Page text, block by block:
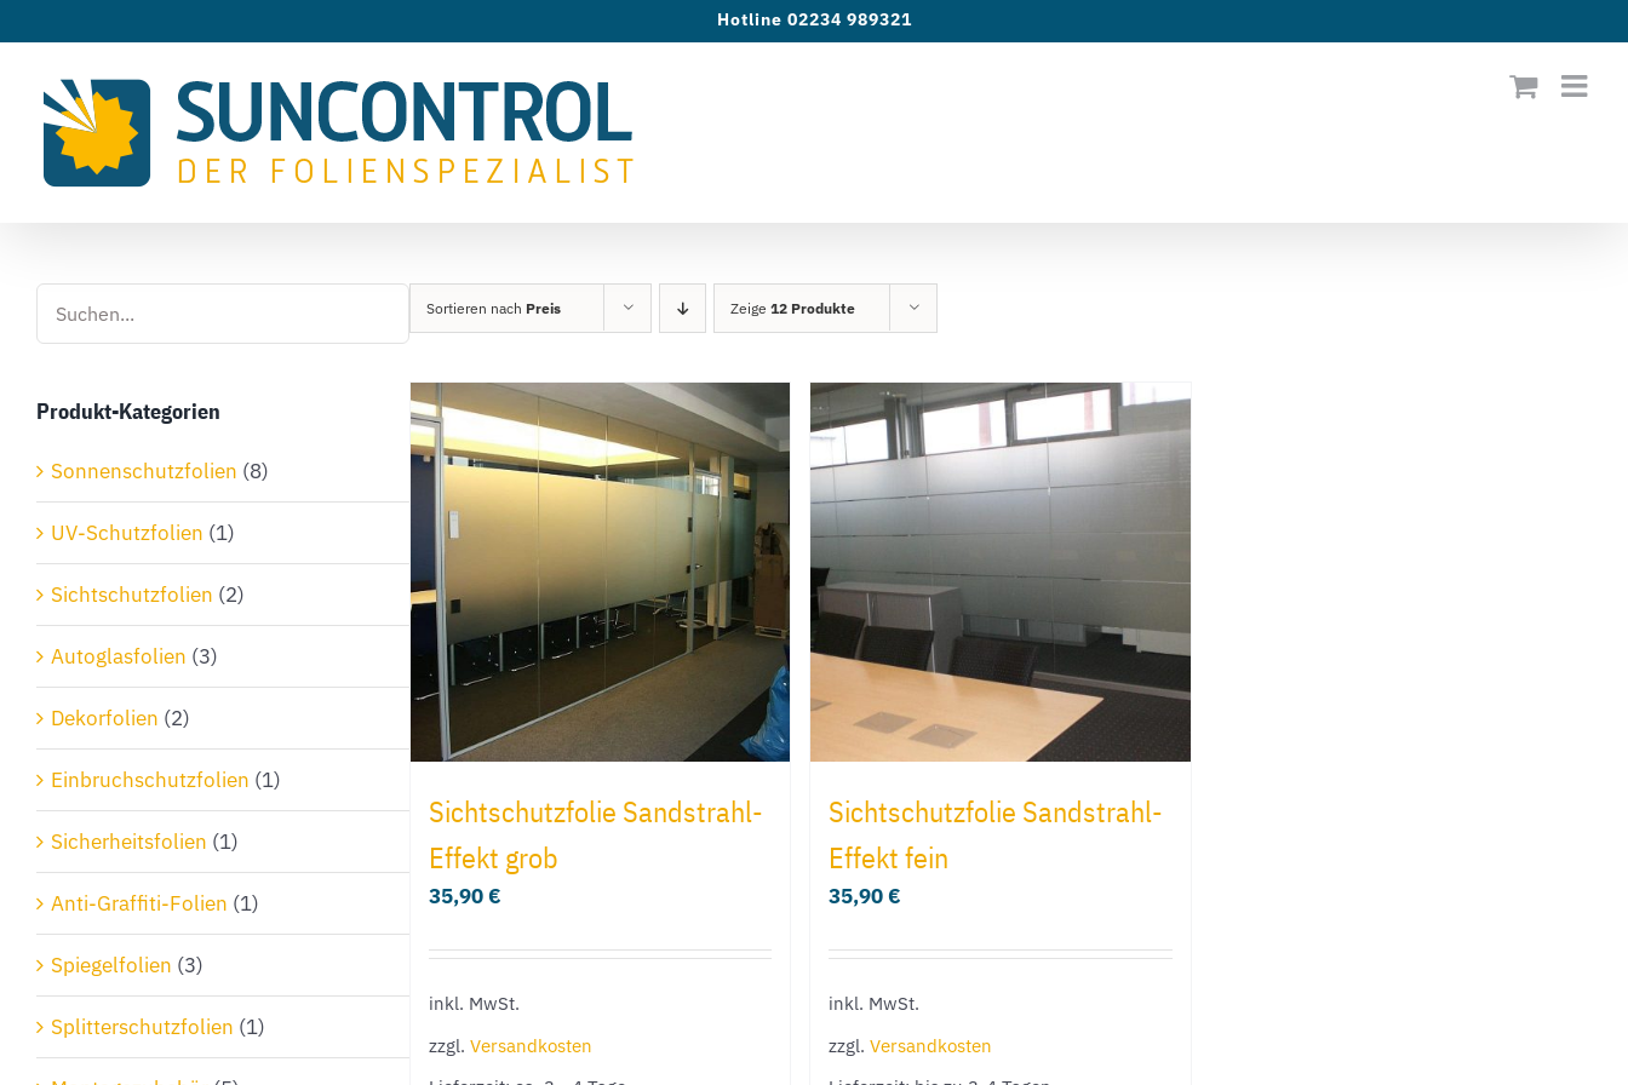
springen
Hotline 02234 989321
Sortieren nach Preis Zeige12 Produkte
Sichtschutzfolie Sandstrahl-
Effekt grob
35,90€
inkl. MwSt.
zzgl.Versandkosten
Sichtschutzfolie Sandstrahl-
Effekt fein
35,90€
inkl. MwSt.
zzgl.Versandkosten
Produkt-Kategorien
Sonnenschutzfolien (8)
UV-Schutzfolien (1)
Sichtschutzfolien (2)
Autoglasfolien (3)
Dekorfolien (2)
Einbruchschutzfolien (1)
Sicherheitsfolien (1)
Anti-Graffiti-Folien (1)
Spiegelfolien (3)
Splitterschutzfolien (1)